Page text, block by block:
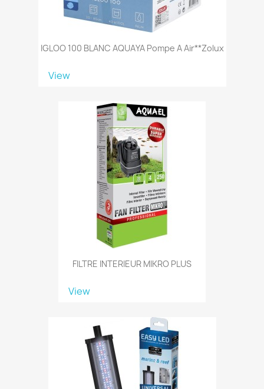
IGLOO 100 BLANC AQUAYA Pompe A Air**Zolux
View
FILTRE INTERIEUR MIKRO PLUS
View